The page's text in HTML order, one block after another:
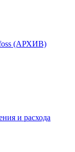
(АРХИВ)
и расхода